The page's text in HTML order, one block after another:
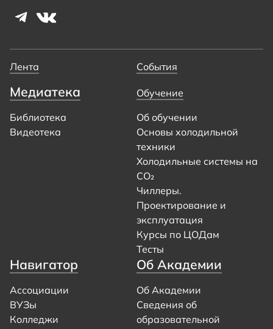
Лента События
Медиатека
Библиотека
Видеотека
Обучение
Об обучении
Основы холодильной
техники
Холодильные системы на
CO₂
Чиллеры.
Проектирование и
эксплуатация
Курсы по ЦОДам
Тесты
Навигатор
Ассоциации
ВУЗы
Колледжи
Об Академии
Об Академии
Сведения об
образовательной